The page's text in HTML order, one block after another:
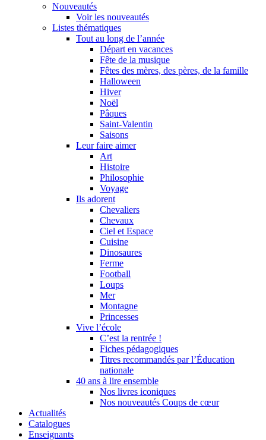
Nouveautés
Voir les nouveautés
Listes thématiques
Tout au long de l’année
Départ en vacances
Fête de la musique
Fêtes des mères, des pères, de la famille
Halloween
Hiver
Noël
Pâques
Saint-Valentin
Saisons
Leur faire aimer
Art
Histoire
Philosophie
Voyage
Ils adorent
Chevaliers
Chevaux
Ciel et Espace
Cuisine
Dinosaures
Ferme
Football
Loups
Mer
Montagne
Princesses
Vive l’école
C’est la rentrée !
Fiches pédagogiques
Titres recommandés par l’Éducation
nationale
40 ans à lire ensemble
Nos livres iconiques
Nos nouveautés Coups de cœur
Actualités
Catalogues
Enseignants